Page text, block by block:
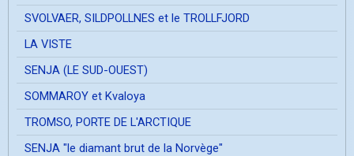
SVOLVAER, SILDPOLLNES et le TROLLFJORD
LA VISTE
SENJA (LE SUD-OUEST)
SOMMAROY et Kvaloya
TROMSO, PORTE DE L'ARCTIQUE
SENJA "le diamant brut de la Norvège"